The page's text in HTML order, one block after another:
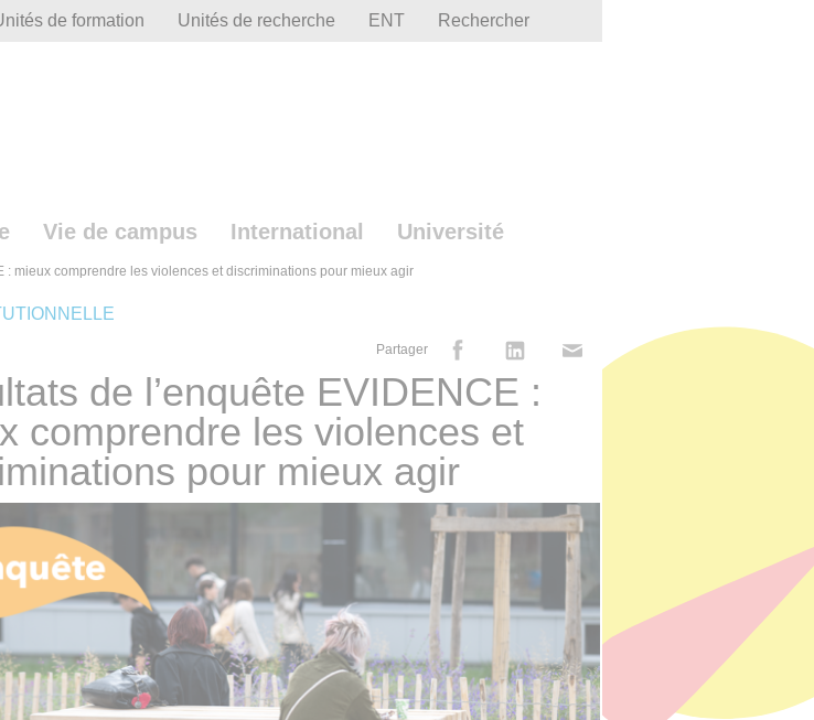
de formation Unités de recherche ENT Rechercher
Vie de campus International Université
: mieux comprendre les violences et discriminations pour mieux agir
Partager
de l’enquête EVIDENCE :
comprendre les violences et
pour mieux agir